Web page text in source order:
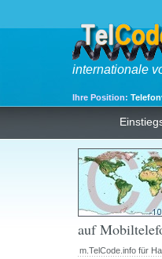
internationale
Ihre Position:
auf
m.TelCode.info für